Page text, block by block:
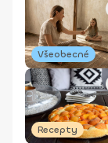
Všeobecné
Recepty